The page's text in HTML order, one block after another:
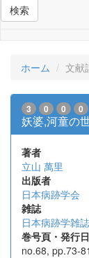
検索
ホーム 文献
3 0 0 0
妖婆,河童の
著者
立山 萬里
出版者
日本病跡学会
雑誌
日本病跡学雑誌
巻号頁・発行日
no.68, pp.73-